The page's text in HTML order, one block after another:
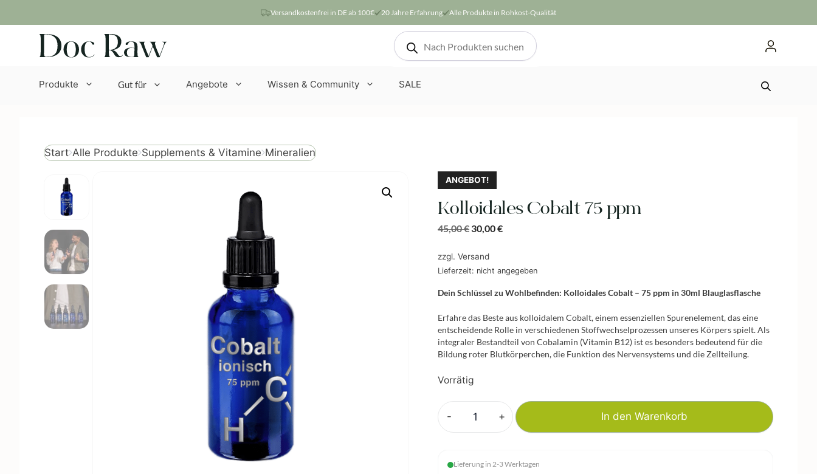
Inhalt
springen
Versandkostenfrei in DE ab 100€ 20 Jahre Erfahrung Alle Produkte in Rohkost-Qualität
Products
search
Produkte Gut für Angebote Wissen & Community SALE
Start Alle Produkte Supplements & Vitamine Mineralien
ANGEBOT!
Kolloidales Cobalt 75 ppm
45,00€ 30,00€
zzgl. Versand
Lieferzeit: nicht angegeben
Dein Schlüssel zu Wohlbefinden: Kolloidales Cobalt – 75 ppm in 30ml Blauglasflasche
Erfahre das Beste aus kolloidalem Cobalt, einem essenziellen Spurenelement, das eine
entscheidende Rolle in verschiedenen Stoffwechselprozessen unseres Körpers spielt. Als
integraler Bestandteil von Cobalamin (Vitamin B12) ist es besonders bedeutend für die
Bildung roter Blutkörperchen, die Funktion des Nervensystems und die Zellteilung.
Vorrätig
-
Kolloidales
ppm
+ In den Warenkorb
Lieferung in 2-3 Werktagen